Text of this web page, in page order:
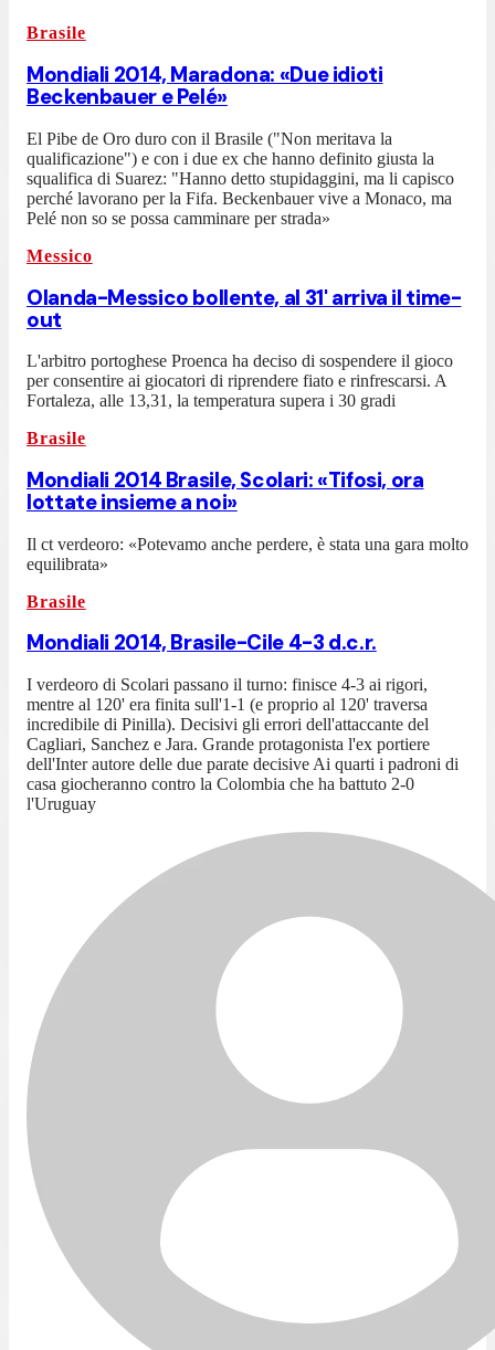
Brasile
Mondiali 2014, Maradona: «Due idioti
Beckenbauer e Pelé»
El Pibe de Oro duro con il Brasile ("Non meritava la
qualificazione") e con i due ex che hanno definito giusta la
squalifica di Suarez: "Hanno detto stupidaggini, ma li capisco
perché lavorano per la Fifa. Beckenbauer vive a Monaco, ma
Pelé non so se possa camminare per strada»
Messico
Olanda-Messico bollente, al 31' arriva il time-
out
L'arbitro portoghese Proenca ha deciso di sospendere il gioco
per consentire ai giocatori di riprendere fiato e rinfrescarsi. A
Fortaleza, alle 13,31, la temperatura supera i 30 gradi
Brasile
Mondiali 2014 Brasile, Scolari: «Tifosi, ora
lottate insieme a noi»
Il ct verdeoro: «Potevamo anche perdere, è stata una gara molto
equilibrata»
Brasile
Mondiali 2014, Brasile-Cile 4-3 d.c.r.
I verdeoro di Scolari passano il turno: finisce 4-3 ai rigori,
mentre al 120' era finita sull'1-1 (e proprio al 120' traversa
incredibile di Pinilla). Decisivi gli errori dell'attaccante del
Cagliari, Sanchez e Jara. Grande protagonista l'ex portiere
dell'Inter autore delle due parate decisive Ai quarti i padroni di
casa giocheranno contro la Colombia che ha battuto 2-0
l'Uruguay